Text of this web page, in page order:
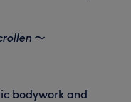
〜
bodywork and